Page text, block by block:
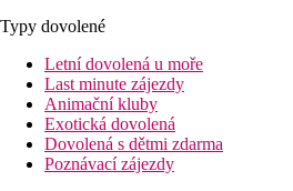
Typy dovolené
Letní dovolená u moře
Last minute zájezdy
Animační kluby
Exotická dovolená
Dovolená s dětmi zdarma
Poznávací zájezdy